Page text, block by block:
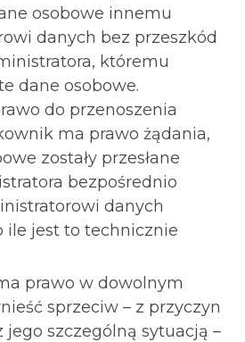
osobowe innemu
danych bez przeszkód
któremu
dane osobowe.
do przenoszenia
ma prawo żądania,
zostały przesłane
bezpośrednio
danych
ile jest to technicznie
prawo w dowolnym
sprzeciw – z przyczyn
jego szczególną sytuacją –